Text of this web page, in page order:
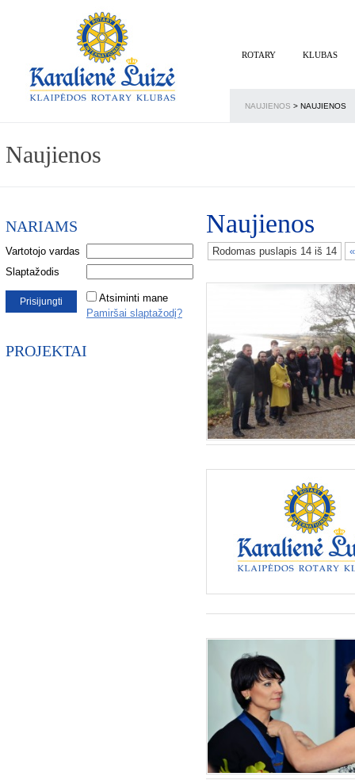
ROTARY KLUBAS
NAUJIENOS > NAUJIENOS
Naujienos
NARIAMS
Vartotojo vardas
Slaptažodis
Atsiminti mane
Pamiršai slaptažodį?
PROJEKTAI
Naujienos
Rodomas puslapis 14 iš 14